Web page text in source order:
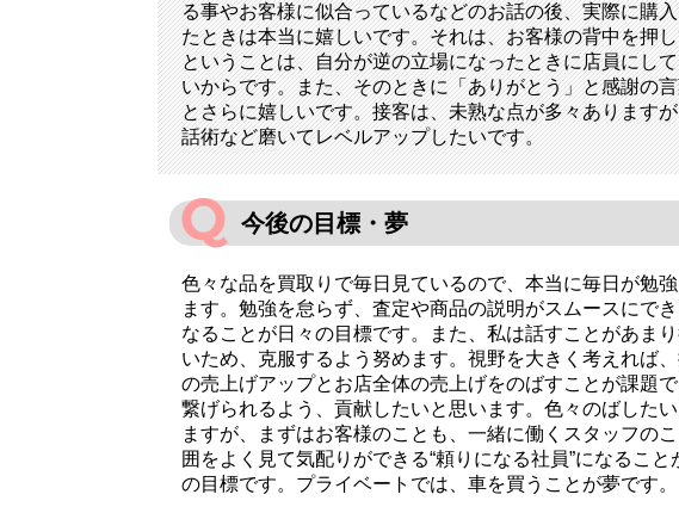
る事やお客様に似合っているなどのお話の後、実際に購
たときは本当に嬉しいです。それは、お客様の背中を押
ということは、自分が逆の立場になったときに店員にし
いからです。また、そのときに「ありがとう」と感謝の
とさらに嬉しいです。接客は、未熟な点が多々あります
話術など磨いてレベルアップしたいです。
今後の目標・夢
色々な品を買取りで毎日見ているので、本当に毎日が勉
ます。勉強を怠らず、査定や商品の説明がスムースにで
なることが日々の目標です。また、私は話すことがあま
いため、克服するよう努めます。視野を大きく考えれば
の売上げアップとお店全体の売上げをのばすことが課題
繋げられるよう、貢献したいと思います。色々のばしたい
ますが、まずはお客様のことも、一緒に働くスタッフの
囲をよく見て気配りができる“頼りになる社員”になること
の目標です。プライベートでは、車を買うことが夢です。